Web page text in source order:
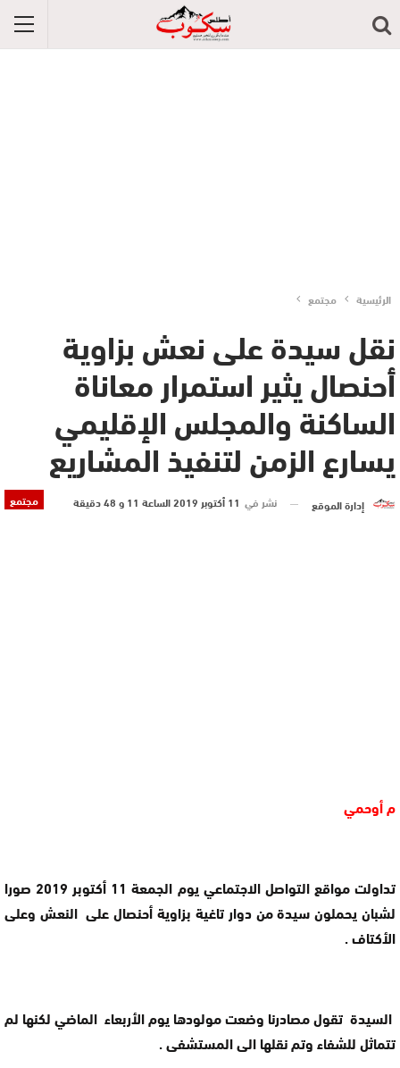
الرئيسية مجتمع
نقل سيدة على نعش بزاوية
أحنصال يثير استمرار معاناة
الساكنة والمجلس الإقليمي
يسارع الزمن لتنفيذ المشاريع
مجتمع إدارة الموقع نشر في 11 أكتوبر 2019 الساعة 11 و 48 دقيقة
م أوحمي
تداولت مواقع التواصل الاجتماعي يوم الجمعة 11 أكتوبر 2019 صورا
لشبان يحملون سيدة من دوار تاغية بزاوية أحنصال على النعش وعلى
الأكتاف .
السيدة تقول مصادرنا وضعت مولودها يوم الأربعاء الماضي لكنها لم
تتماثل للشفاء وتم نقلها الى المستشفى .